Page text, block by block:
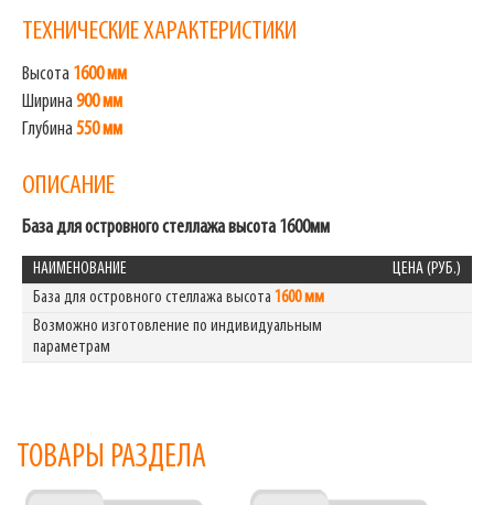
ТЕХНИЧЕСКИЕ ХАРАКТЕРИСТИКИ
Высота 1600 мм
Ширина900 мм
Глубина550 мм
ОПИСАНИЕ
База для островного стеллажа высота 1600мм
НАИМЕНОВАНИЕ
ЦЕНА (РУБ.)
База для островного стеллажа высота 1600 мм
Возможно изготовление по индивидуальным
параметрам
ТОВАРЫ РАЗДЕЛА